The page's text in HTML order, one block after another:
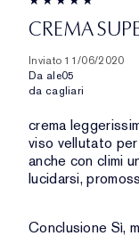
CREMA
Inviato 11/06/2020
Da ale05
da cagliari
crema
viso vellutato
anche con climi
lucidarsi,
Conclusione Sì,